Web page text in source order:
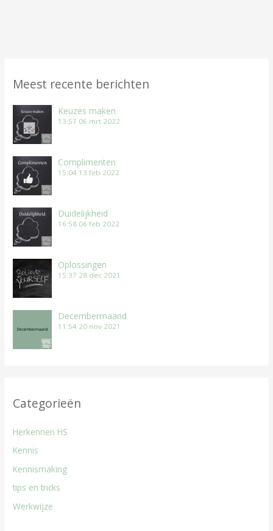
Meest recente berichten
Keuzes maken
13:57 06 mrt 2022
Complimenten
15:04 13 feb 2022
Duidelijkheid
16:58 06 feb 2022
Oplossingen
15:37 28 dec 2021
Decembermaand
11:54 20 nov 2021
Categorieën
Herkennen HS
Kennis
Kennismaking
tips en tricks
Werkwijze